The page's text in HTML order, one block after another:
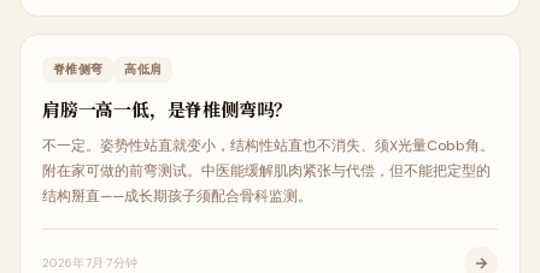
体态矫正
脊椎侧弯 高低肩
肩膀一高一低，是脊椎侧弯吗？
不一定。姿势性站直就变小，结构性站直也不消失、须X光量Cobb角。
附在家可做的前弯测试。中医能缓解肌肉紧张与代偿，但不能把定型的
结构掰直——成长期孩子须配合骨科监测。
2026年7月7分钟